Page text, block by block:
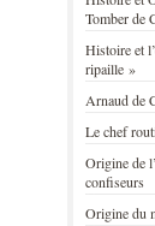
Tomber de
Histoire et
ripaille »
Arnaud de
Le chef
Origine de
confiseurs
Origine du